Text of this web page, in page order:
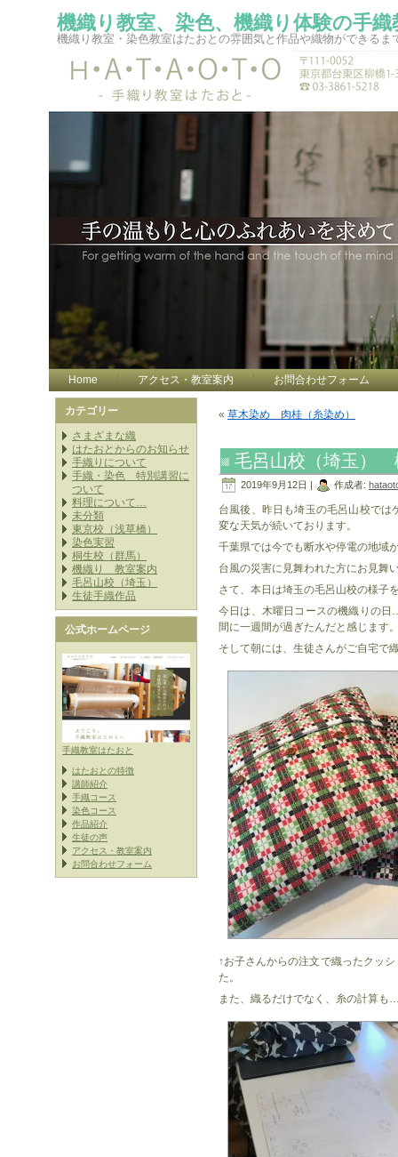
機織り教室、染色、機織り体験の手
機織り教室・染色教室はたおとの雰囲気と作品や織物ができるま
Home アクセス・教室案内 お問合わせフォーム
カテゴリー
さまざまな織
はたおとからのお知らせ
手織りについて
手織・染色 特別講習に
ついて
料理について…
未分類
東京校（浅草橋）
染色実習
桐生校（群馬）
機織り 教室案内
毛呂山校（埼玉）
生徒手織作品
公式ホームページ
手織教室はたおと
はたおとの特徴
講師紹介
手織コース
染色コース
作品紹介
生徒の声
アクセス・教室案内
お問合わせフォーム
« 草木染め 肉桂（糸染め）
毛呂山校（埼玉）
2019年9月12日 | 作成者:
台風後、昨日も埼玉の毛呂山校で
変な天気が続いております。
千葉県では今でも断水や停電の地域
台風の災害に見舞われた方にお見舞
さて、本日は埼玉の毛呂山校の様子
今日は、木曜日コースの機織りの
間に一週間が過ぎたんだと感じます
そして朝には、生徒さんがご自宅で
↑お子さんからの注文で織ったクッ
た。
また、織るだけでなく、糸の計算も